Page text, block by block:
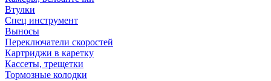
Втулки
Спец инструмент
Выносы
Переключатели скоростей
Картриджи в каретку
Кассеты, трещетки
Тормозные колодки